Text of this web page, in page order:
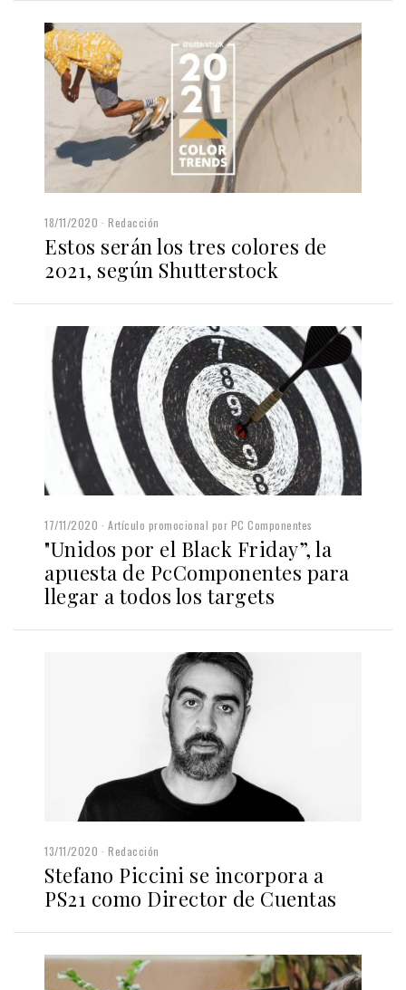
18/11/2020 Redacción
Estos serán los tres colores de
2021, según Shutterstock
17/11/2020 Artículo promocional por PC Componentes
"Unidos por el Black Friday”, la
apuesta de PcComponentes para
llegar a todos los targets
13/11/2020 Redacción
Stefano Piccini se incorpora a
PS21 como Director de Cuentas